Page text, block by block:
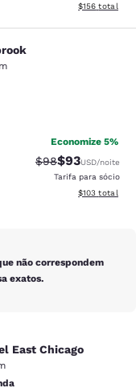
Exibir
$156 total
Razoável. 426 avaliações
Economize 5%
Tarifa anterior
$98Tarifa com
$93USD/noite
Tarifa para sócio
Exibir
$103 total
não correspondem
exatos.
East
East Chicago